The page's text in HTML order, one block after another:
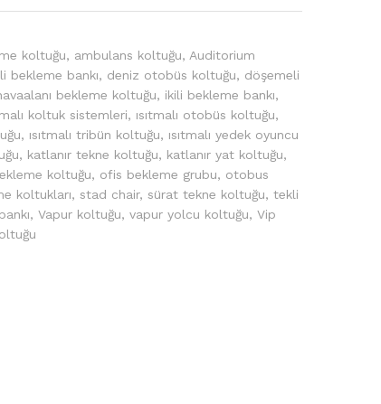
koltuğu, ambulans koltuğu, Auditorium
bekleme bankı, deniz otobüs koltuğu, döşemeli
bekleme koltuğu, ikili bekleme bankı,
koltuk sistemleri, ısıtmalı otobüs koltuğu,
, ısıtmalı tribün koltuğu, ısıtmalı yedek oyuncu
, katlanır tekne koltuğu, katlanır yat koltuğu,
koltuğu, ofis bekleme grubu, otobus
koltukları,stad chair,sürat tekne koltuğu,tekli
,Vapur koltuğu,vapur yolcu koltuğu,Vip